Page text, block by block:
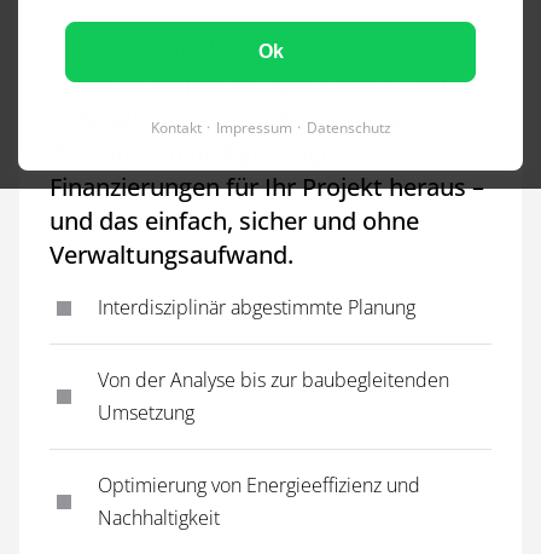
Ok
Kontakt Impressum Datenschutz
Maßgeschneiderte
Fördermittelberatung für BAFA und
KfW. Wir holen das Maximum an
Finanzierungen für Ihr Projekt heraus –
und das einfach, sicher und ohne
Verwaltungsaufwand.
Interdisziplinär abgestimmte Planung
Von der Analyse bis zur baubegleitenden
Umsetzung
Optimierung von Energieeffizienz und
Nachhaltigkeit